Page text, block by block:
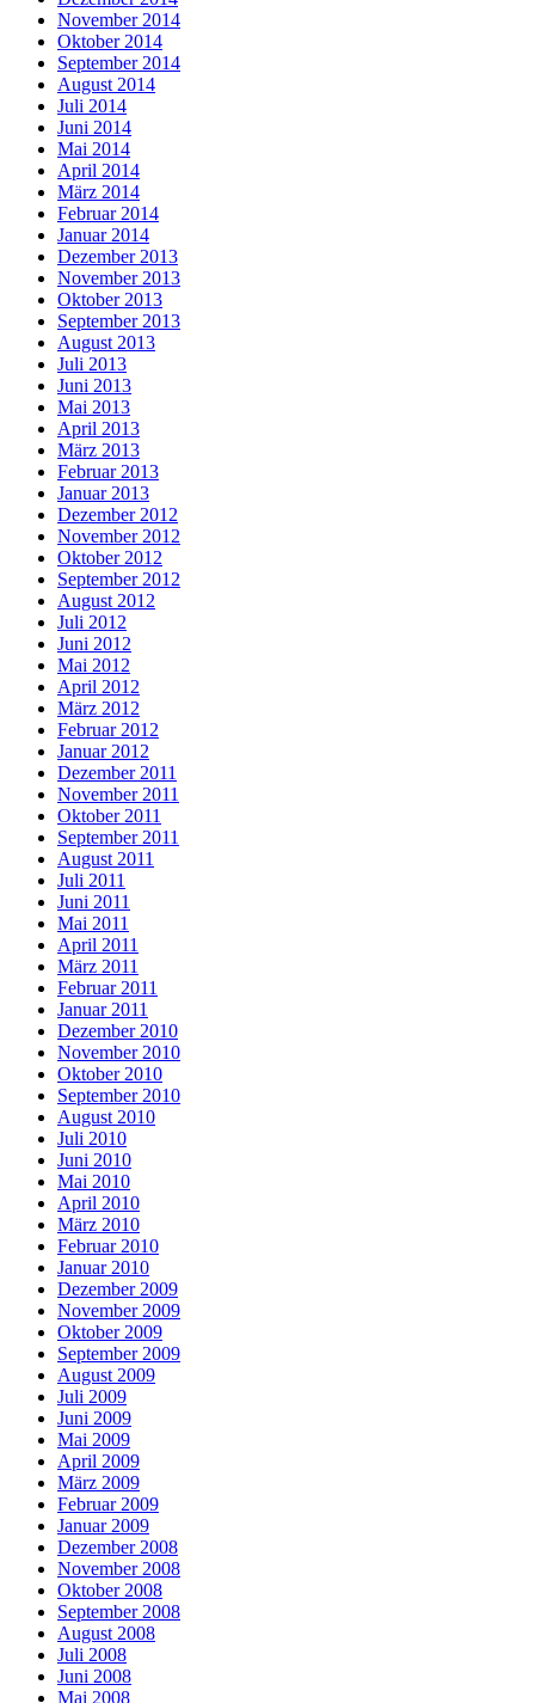
November 2014
Oktober 2014
September 2014
August 2014
Juli 2014
Juni 2014
Mai 2014
April 2014
März 2014
Februar 2014
Januar 2014
Dezember 2013
November 2013
Oktober 2013
September 2013
August 2013
Juli 2013
Juni 2013
Mai 2013
April 2013
März 2013
Februar 2013
Januar 2013
Dezember 2012
November 2012
Oktober 2012
September 2012
August 2012
Juli 2012
Juni 2012
Mai 2012
April 2012
März 2012
Februar 2012
Januar 2012
Dezember 2011
November 2011
Oktober 2011
September 2011
August 2011
Juli 2011
Juni 2011
Mai 2011
April 2011
März 2011
Februar 2011
Januar 2011
Dezember 2010
November 2010
Oktober 2010
September 2010
August 2010
Juli 2010
Juni 2010
Mai 2010
April 2010
März 2010
Februar 2010
Januar 2010
Dezember 2009
November 2009
Oktober 2009
September 2009
August 2009
Juli 2009
Juni 2009
Mai 2009
April 2009
März 2009
Februar 2009
Januar 2009
Dezember 2008
November 2008
Oktober 2008
September 2008
August 2008
Juli 2008
Juni 2008
Mai 2008